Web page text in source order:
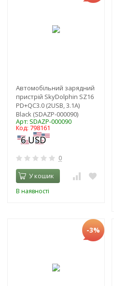
Автомобільний зарядний
пристрій SkyDolphin SZ16
PD+QC3.0 (2USB, 3.1A)
Black (SDAZP-000090)
Арт: SDAZP-000090
Код: 798161
0
У кошик
В наявності
-3%